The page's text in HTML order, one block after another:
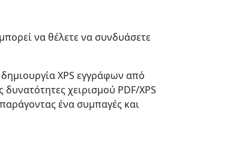
να θέλετε να συνδυάσετε
XPS εγγράφων από
χειρισμού PDF/XPS
ένα συμπαγές και